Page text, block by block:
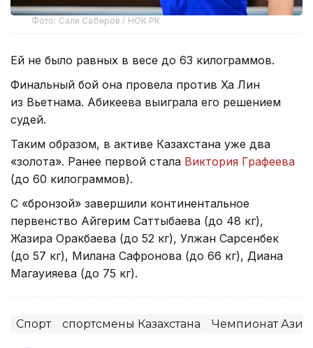
Фото: Сали Сабиров / НОК РК
Ей не было равных в весе до 63 килограммов.
Финальный бой она провела против Ха Лин
из Вьетнама. Абикеева выиграла его решением
судей.
Таким образом, в активе Казахстана уже два
«золота». Ранее первой стала Виктория Графеева
(до 60 килограммов).
С «бронзой» завершили континентальное
первенство Айгерим Саттыбаева (до 48 кг),
Жазира Оракбаева (до 52 кг), Улжан Сарсенбек
(до 57 кг), Милана Сафронова (до 66 кг), Диана
Магауияева (до 75 кг).
Спорт спортсмены Казахстана Чемпионат Азии